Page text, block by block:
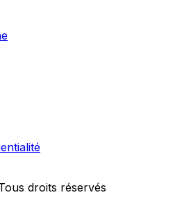
droits réservés